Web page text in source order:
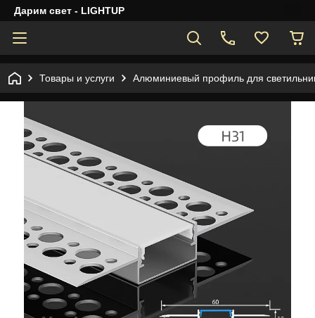
Дарим свет - LIGHTUP
Товары и услуги Алюминиевый профиль для